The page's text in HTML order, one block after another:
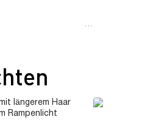
…
längerem Haar
Rampenlicht